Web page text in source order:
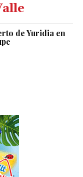
de Yuridia en